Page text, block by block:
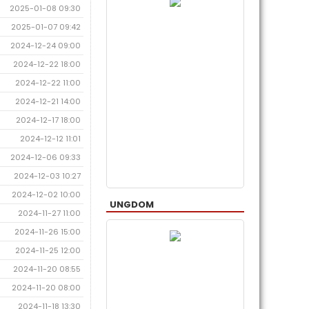
2025-01-08 09:30
2025-01-07 09:42
2024-12-24 09:00
2024-12-22 18:00
2024-12-22 11:00
2024-12-21 14:00
2024-12-17 18:00
2024-12-12 11:01
2024-12-06 09:33
2024-12-03 10:27
2024-12-02 10:00
2024-11-27 11:00
2024-11-26 15:00
2024-11-25 12:00
2024-11-20 08:55
2024-11-20 08:00
2024-11-18 13:30
UNGDOM